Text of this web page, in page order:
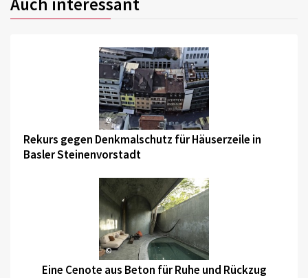
©
Rekurs gegen Denkmalschutz für Häuserzeile in
Basler Steinenvorstadt
©
Eine Cenote aus Beton für Ruhe und Rückzug